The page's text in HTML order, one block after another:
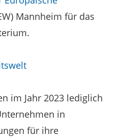
Mannheim für das
im Jahr 2023 lediglich
in
für ihre